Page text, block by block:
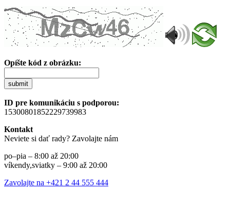
Opíšte kód z obrázku:
submit
ID pre komunikáciu s podporou:
15300801852229739983
Kontakt
Neviete si dať rady? Zavolajte nám
po–pia – 8:00 až 20:00
víkendy,sviatky – 9:00 až 20:00
Zavolajte na +421 2 44 555 444